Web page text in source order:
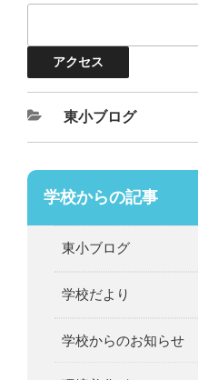
東小ブログ
学校からの記事
東小ブログ
学校だより
学校からのお知らせ